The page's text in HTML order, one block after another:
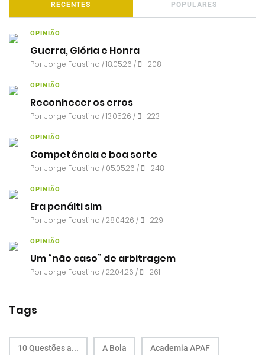
RECENTES POPULARES
OPINIÃO
Guerra, Glória e Honra
PorJorge Faustino / 18.05.26 / 208
OPINIÃO
Reconhecer os erros
PorJorge Faustino / 13.05.26 / 223
OPINIÃO
Competência e boa sorte
PorJorge Faustino / 05.05.26 / 248
OPINIÃO
Era penálti sim
PorJorge Faustino / 28.04.26 / 229
OPINIÃO
Um “não caso” de arbitragem
PorJorge Faustino / 22.04.26 / 261
Tags
10 Questões a... A Bola Academia APAF